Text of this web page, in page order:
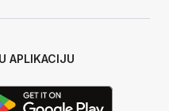
APLIKACIJU